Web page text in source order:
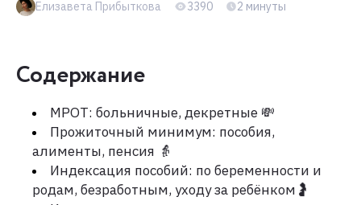
Елизавета Прибыткова 3390 2 минуты
Содержание
МРОТ: больничные, декретные 💸
Прожиточный минимум: пособия,
алименты, пенсия 👵
Индексация пособий: по беременности и
родам, безработным, уходу за ребёнком🤰